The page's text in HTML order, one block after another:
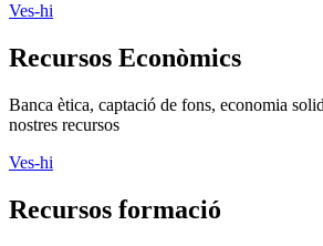
Ves-hi
Recursos Econòmics
Banca ètica, captació de fons, economia
nostres recursos
Ves-hi
Recursos formació